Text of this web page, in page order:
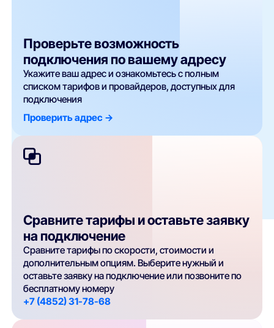
Проверьте возможность
подключения по вашему адресу
Укажите ваш адрес и ознакомьтесь с полным
списком тарифов и провайдеров, доступных для
подключения
Проверить адрес ->
Сравните тарифы и оставьте заявку
на подключение
Сравните тарифы по скорости, стоимости и
дополнительным опциям. Выберите нужный и
оставьте заявку на подключение или позвоните по
бесплатному номеру
+7 (4852) 31-78-68